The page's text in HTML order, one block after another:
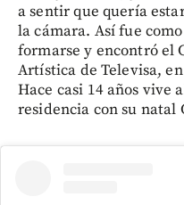
a sentir que quería
la cámara. Así fue
formarse y encontró el
Artística de Televisa,
Hace casi 14 años vive
residencia con su natal